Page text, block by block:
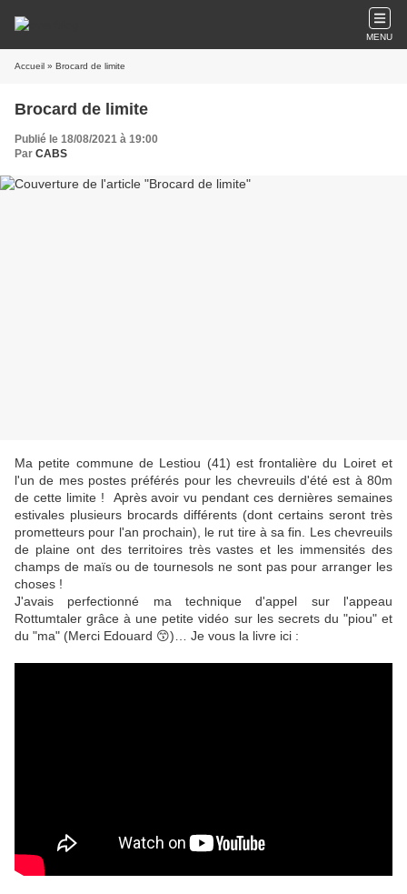
MENU
Accueil » Brocard de limite
Brocard de limite
Publié le 18/08/2021 à 19:00
Par CABS
Ma petite commune de Lestiou (41) est frontalière du Loiret et
l'un de mes postes préférés pour les chevreuils d'été est à 80m
de cette limite ! Après avoir vu pendant ces dernières semaines
estivales plusieurs brocards différents (dont certains seront très
prometteurs pour l'an prochain), le rut tire à sa fin. Les chevreuils
de plaine ont des territoires très vastes et les immensités des
champs de maïs ou de tournesols ne sont pas pour arranger les
choses !
J'avais perfectionné ma technique d'appel sur l'appeau
Rottumtaler grâce à une petite vidéo sur les secrets du "piou" et
du "ma" (Merci Edouard 😙)… Je vous la livre ici :